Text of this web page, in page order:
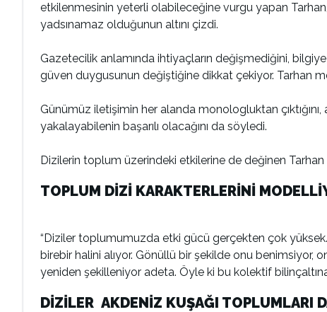
etkilenmesinin yeterli olabileceğine vurgu yapan
yadsınamaz olduğunun altını çizdi.
Gazetecilik anlamında ihtiyaçların değişmediğini,
güven duygusunun değiştiğine dikkat çekiyor. Tarhan
Günümüz iletişimin her alanda monologluktan
yakalayabilenin başarılı olacağını da söyledi.
Dizilerin toplum üzerindeki etkilerine de değinen
TOPLUM DİZİ KARAKTERLERİNİ
“Diziler toplumumuzda etki gücü gerçekten çok
birebir halini alıyor. Gönüllü bir şekilde onu benimsiyor,
yeniden şekilleniyor adeta. Öyle ki bu kolektif
DİZİLER AKDENİZ KUŞAĞI TOPLUMLARI